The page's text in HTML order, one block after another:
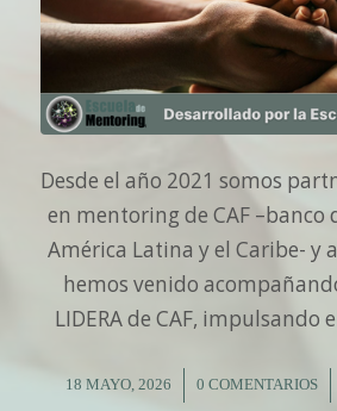
Desde el año 2021 somos
en mentoring de CAF –banco
América Latina y el Caribe- y
hemos venido
LIDERA de CAF, impulsando
CAF es un banco de
18 MAYO, 2026
/ 0 COMENTARIOS
/